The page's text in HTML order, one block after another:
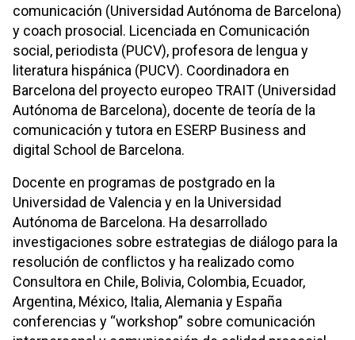
comunicación (Universidad Autónoma de Barcelona)
y coach prosocial. Licenciada en Comunicación
social, periodista (PUCV), profesora de lengua y
literatura hispánica (PUCV). Coordinadora en
Barcelona del proyecto europeo TRAIT (Universidad
Autónoma de Barcelona), docente de teoría de la
comunicación y tutora en ESERP Business and
digital School de Barcelona.
Docente en programas de postgrado en la
Universidad de Valencia y en la Universidad
Autónoma de Barcelona. Ha desarrollado
investigaciones sobre estrategias de diálogo para la
resolución de conflictos y ha realizado como
Consultora en Chile, Bolivia, Colombia, Ecuador,
Argentina, México, Italia, Alemania y España
conferencias y “workshop” sobre comunicación